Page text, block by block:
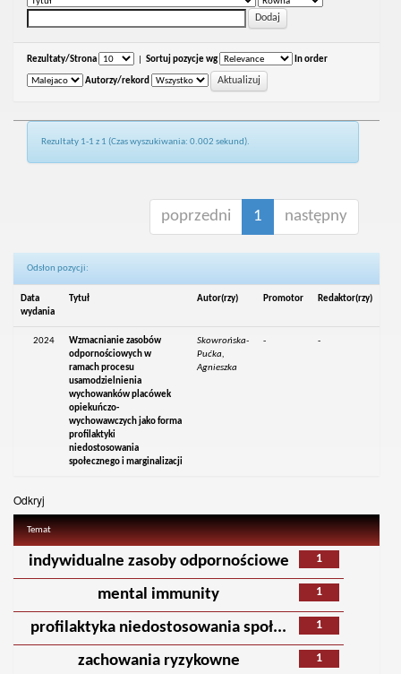
Rezultaty/Strona Sortuj pozycje wg In order
Autorzy/rekord
Rezultaty 1-1 z 1 (Czas wyszukiwania: 0.002 sekund).
poprzedni 1 następny
Odsłon pozycji:
Data
wydania
Tytuł Autor(rzy) Promotor Redaktor(rzy)
2024
Wzmacnianie zasobów
odpornościowych w
ramach procesu
usamodzielnienia
wychowanków placówek
opiekuńczo-
wychowawczych jako forma
profilaktyki
niedostosowania
społecznego i marginalizacji
Skowrońska-
Pućka,
Agnieszka
- -
Odkryj
Temat
1
indywidualne zasoby odpornościowe
1
mental immunity
1
profilaktyka niedostosowania społ...
1
zachowania ryzykowne